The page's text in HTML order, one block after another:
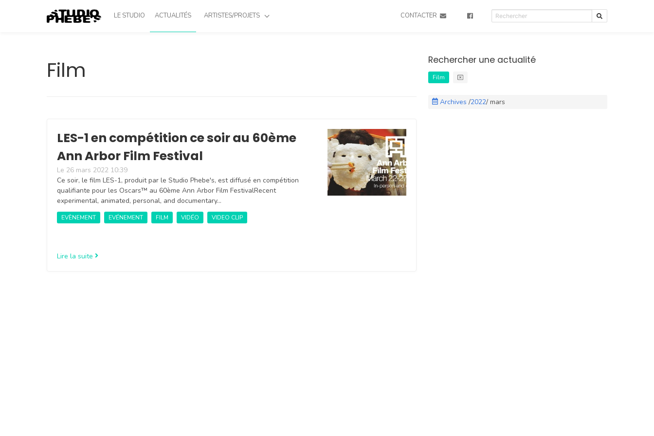
LE STUDIO ACTUALITÉS ARTISTES/PROJETS CONTACTER
Film
LES-1 en compétition ce soir au 60ème
Ann Arbor Film Festival
Le 26 mars 2022 10:39
Ce soir, le film LES-1, produit par le Studio Phebe's, est diffusé en compétition
qualifiante pour les Oscars™ au 60ème Ann Arbor Film FestivalRecent
experimental, animated, personal, and documentary…
EVÈNEMENT EVÉNEMENT FILM VIDÉO VIDEO CLIP
Lire la suite
Rechercher une actualité
Film
Archives/2022/ mars